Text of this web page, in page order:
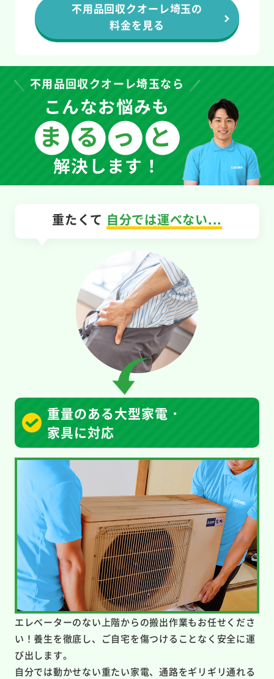
不用品回収クオーレ埼玉の
料金を見る
不用品回収クオーレ埼玉なら
こんなお悩みも
まるっと
解決します！
重たくて 自分では運べない...
重量のある大型家電・
家具に対応
エレベーターのない上階からの搬出作業もお任せくださ
い！養生を徹底し、ご自宅を傷つけることなく安全に運
び出します。
自分では動かせない重たい家電、通路をギリギリ通れる